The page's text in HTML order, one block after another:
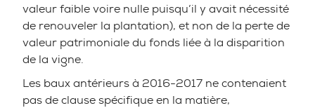
valeur faible voire nulle puisqu’il y avait nécessité
de renouveler la plantation), et non de la perte de
valeur patrimoniale du fonds liée à la disparition
de la vigne.
Les baux antérieurs à 2016-2017 ne contenaient
pas de clause spécifique en la matière,